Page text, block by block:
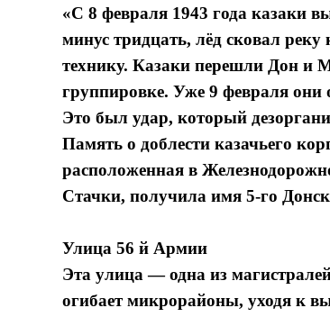
«С 8 февраля 1943 года казаки
минус тридцать, лёд сковал
технику. Казаки перешли Дон и
группировке. Уже 9 февраля
Это был удар, который
Память о доблести казачьего
расположенная в
Стачки, получила имя 5-го
Улица 56 й Армии
Эта улица — одна из
огибает микрорайоны, уходя к